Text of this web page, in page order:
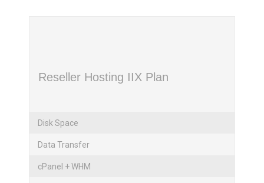
Reseller Hosting IIX Plan
Disk Space
Data Transfer
cPanel + WHM